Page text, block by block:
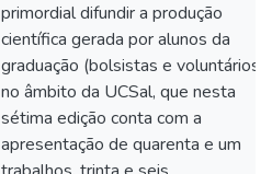
primordial difundir a produção
científica gerada por alunos da
graduação (bolsistas e voluntários)
no âmbito da UCSal, que nesta
sétima edição conta com a
apresentação de quarenta e um